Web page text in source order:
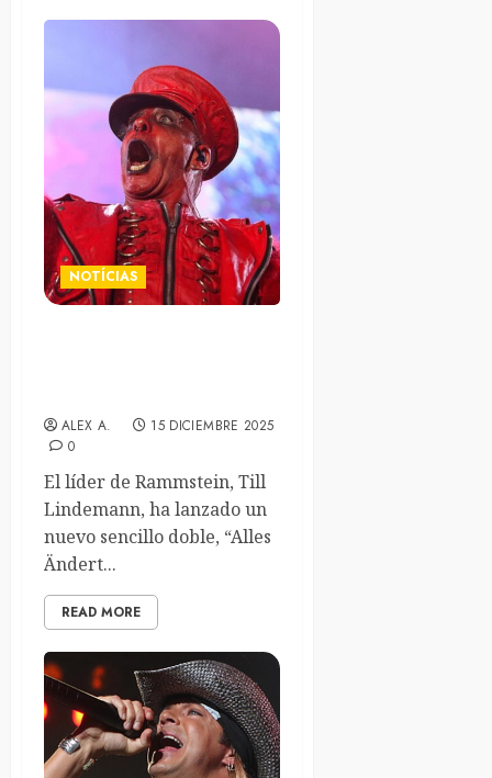
NOTÍCIAS
ALEX A.
15 DICIEMBRE 2025
0
El líder de Rammstein, Till
Lindemann, ha lanzado un
nuevo sencillo doble, “Alles
Ändert...
READ MORE